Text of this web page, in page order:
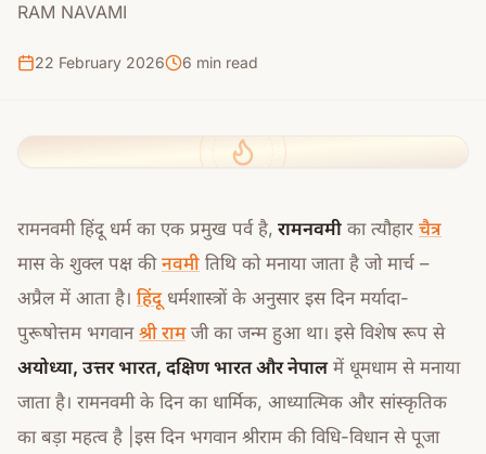
RAM NAVAMI
22 February 2026 6 min read
रामनवमी हिंदू धर्म का एक प्रमुख पर्व है, रामनवमी का त्यौहार चैत्र
मास के शुक्ल पक्ष की नवमी तिथि को मनाया जाता है जो मार्च –
अप्रैल में आता है। हिंदूधर्मशास्त्रों के अनुसार इस दिन मर्यादा-
पुरूषोत्तम भगवान श्री रामजी का जन्म हुआ था। इसे विशेष रूप से
अयोध्या, उत्तर भारत, दक्षिण भारत और नेपालमें धूमधाम से मनाया
जाता है। रामनवमी के दिन का धार्मिक, आध्यात्मिक और सांस्कृतिक
का बड़ा महत्व है |इस दिन भगवान श्रीराम की विधि-विधान से पूजा